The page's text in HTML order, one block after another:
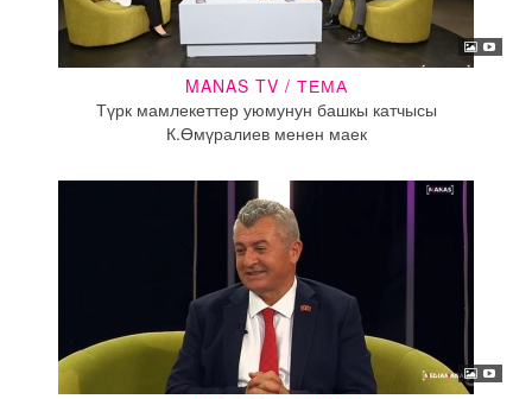
MANAS TV / ТЕМА
Түрк мамлекеттер уюмунун башкы катчысы
К.Өмүралиев менен маек